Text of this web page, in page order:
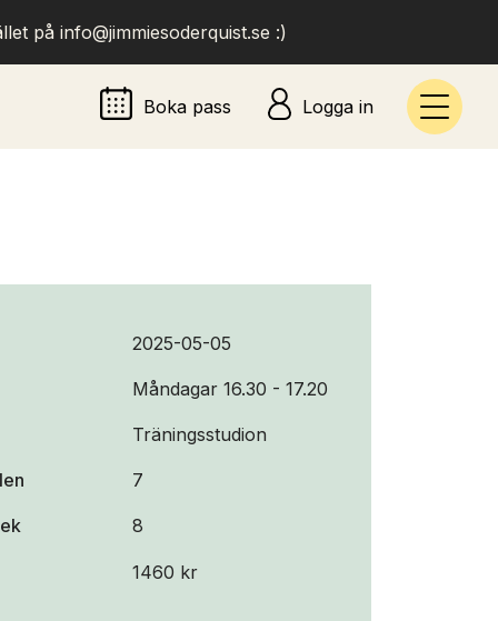
2025-05-05
Måndagar 16.30 - 17.20
Träningsstudion
7
8
1460 kr
på info@jimmiesoderquist.se :)
Boka pass Logga in